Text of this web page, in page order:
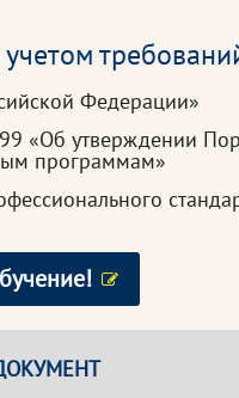
Федерации»
«Об утверждении
программам»